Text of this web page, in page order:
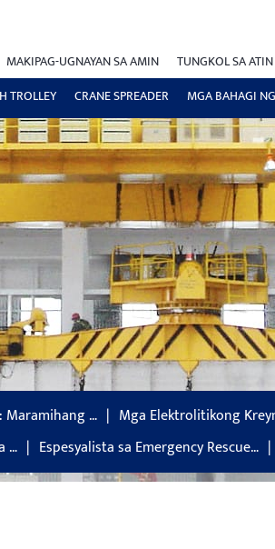
MAKIPAG-UGNAYAN SA AMIN
TUNGKOL SA ATIN
TROLLEY CRANE SPREADER MGA BAHAGI
Maramihang …
Mga Elektrolitikong
…
Espesyalista sa Emergency Rescue…